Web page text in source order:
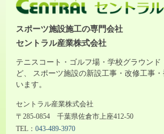
スポーツ施設施工の専門会社
セントラル産業株式会社
テニスコート・ゴルフ場・学校グラウン
ど、 スポーツ施設の新設工事・改修工事
います。
セントラル産業株式会社
〒285-0854 千葉県佐倉市上座412-50
TEL： 043-489-3970